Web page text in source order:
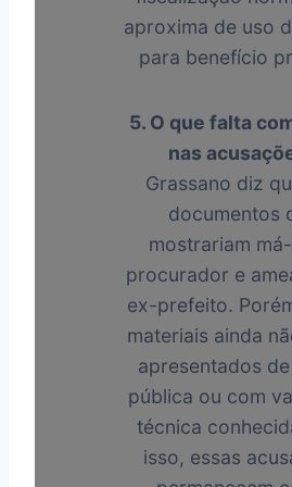
aproxima de uso
para benefício
5. O que falta
nas
Grassano diz
documentos
mostrariam
procurador e
ex-prefeito.
materiais ainda
apresentados
pública ou com
técnica
isso, essas